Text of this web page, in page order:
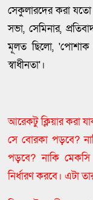
সেকুলারদের করা
সভা, সেমিনার,
মূলত ছিলো, 'পোশাক
স্বাধীনতা'।
আরেকটু ক্লিয়ার করা
সে বোরকা পড়বে?
পড়বে? নাকি মেকসি
নির্ধারণ করবে। এটা